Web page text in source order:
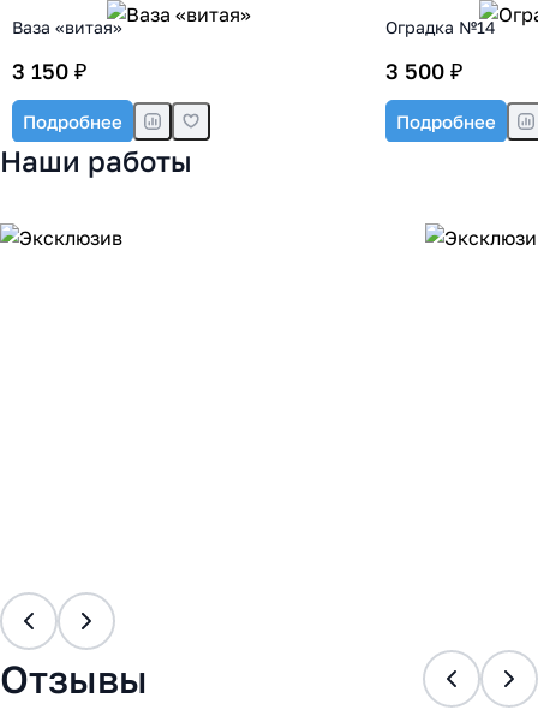
Ваза «витая»
3 150 ₽
Подробнее
Оградка №14
3 500 ₽
Подробнее
Наши работы
Отзывы